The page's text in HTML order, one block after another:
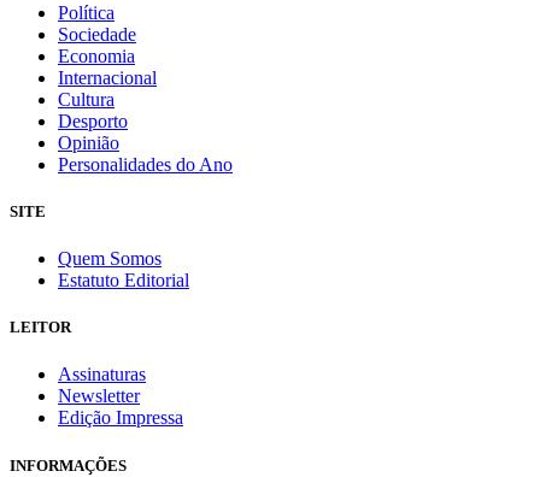
Política
Sociedade
Economia
Internacional
Cultura
Desporto
Opinião
Personalidades do Ano
SITE
Quem Somos
Estatuto Editorial
LEITOR
Assinaturas
Newsletter
Edição Impressa
INFORMAÇÕES